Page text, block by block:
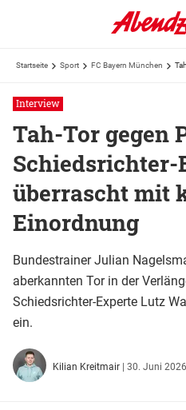
Startseite Sport FC Bayern München
Interview
Tah-Tor gegen
Schiedsrichter-
überrascht mit
Einordnung
Bundestrainer Julian
aberkannten Tor in der
Schiedsrichter-Experte Lutz
ein.
Kilian Kreitmair | 30. Juni